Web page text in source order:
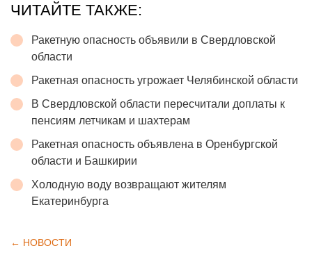
ЧИТАЙТЕ ТАКЖЕ:
Ракетную опасность объявили в Свердловской
области
Ракетная опасность угрожает Челябинской области
В Свердловской области пересчитали доплаты к
пенсиям летчикам и шахтерам
Ракетная опасность объявлена в Оренбургской
области и Башкирии
Холодную воду возвращают жителям
Екатеринбурга
← НОВОСТИ